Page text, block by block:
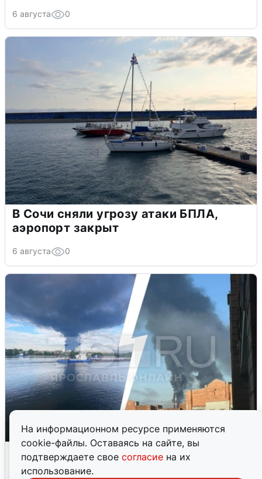
На информационном ресурсе применяются
cookie-файлы. Оставаясь на сайте, вы
подтверждаете свое согласие на их
использование.
6 августа 0
В Сочи сняли угрозу атаки БПЛА,
аэропорт закрыт
6 августа 0
Ночная атака БПЛА на Ярославль:
попадания и последствия